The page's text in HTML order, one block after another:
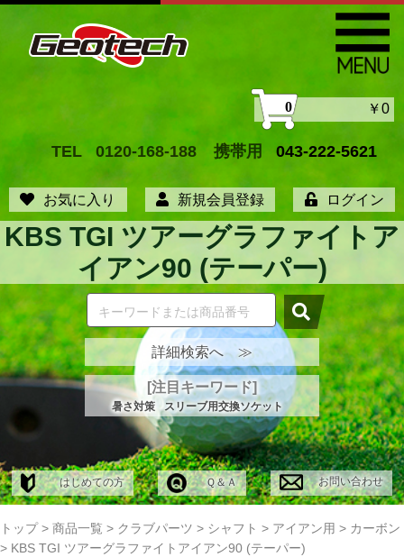
TEL 0120-168-188 携帯用 043-222-5621
お気に入り 新規会員登録 ログイン
0 ￥0
KBS TGI ツアーグラファイトア
イアン90 (テーパー)
詳細検索へ ≫
[注目キーワード]
暑さ対策 スリーブ用交換ソケット
はじめての方 Ｑ＆Ａ お問い合わせ
トップ > 商品一覧 > クラブパーツ > シャフト > アイアン用 > カーボン
> KBS TGI ツアーグラファイトアイアン90 (テーパー)